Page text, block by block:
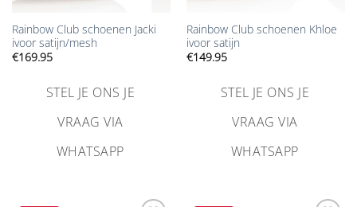
Rainbow Club schoenen Jacki
ivoor satijn/mesh
€169.95
STEL JE ONS JE
VRAAG VIA
WHATSAPP
Rainbow Club schoenen Khloe
ivoor satijn
€149.95
STEL JE ONS JE
VRAAG VIA
WHATSAPP